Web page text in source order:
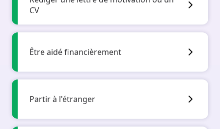
CV
Être aidé financièrement
Partir à l'étranger